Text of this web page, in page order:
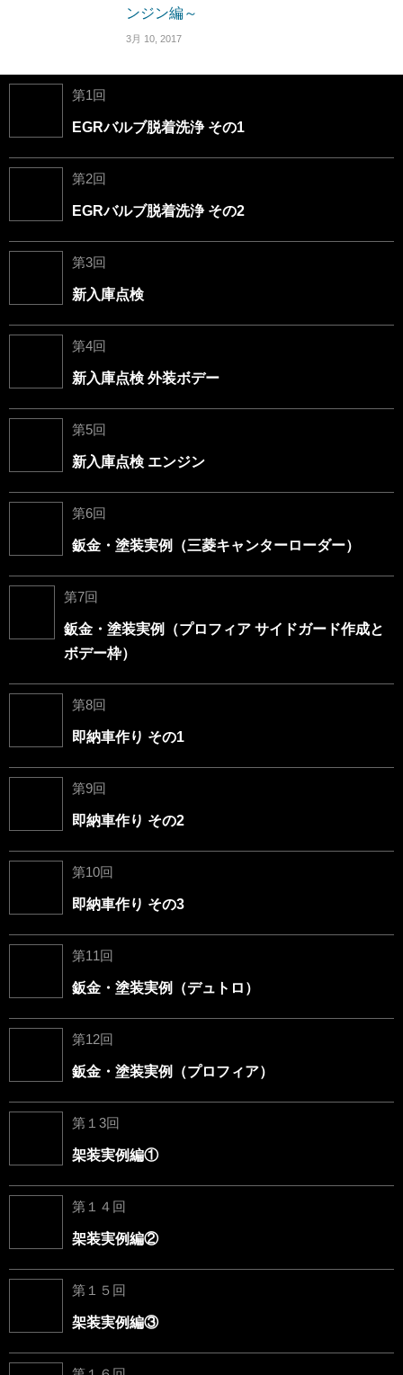
ンジン編～
3月 10, 2017
第1回
EGRバルブ脱着洗浄 その1
第2回
EGRバルブ脱着洗浄 その2
第3回
新入庫点検
第4回
新入庫点検 外装ボデー
第5回
新入庫点検 エンジン
第6回
鈑金・塗装実例（三菱キャンターローダー）
第7回
鈑金・塗装実例（プロフィア サイドガード作成と
ボデー枠）
第8回
即納車作り その1
第9回
即納車作り その2
第10回
即納車作り その3
第11回
鈑金・塗装実例（デュトロ）
第12回
鈑金・塗装実例（プロフィア）
第１3回
架装実例編①
第１４回
架装実例編②
第１５回
架装実例編③